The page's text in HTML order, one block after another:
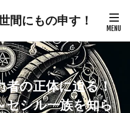
間にもの申す！
者の正体に迫る！
セシル一族を知ら